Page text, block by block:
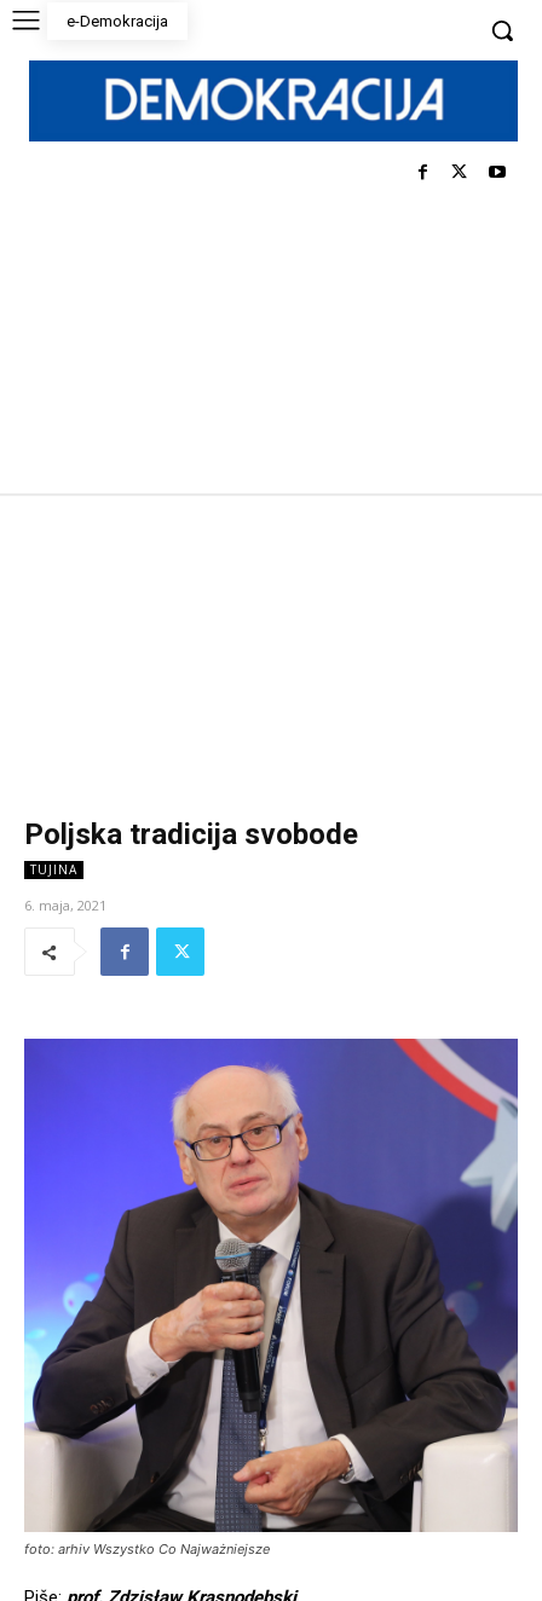
e-Demokracija
Poljska tradicija svobode
TUJINA
6. maja, 2021
foto: arhiv Wszystko Co Najważniejsze